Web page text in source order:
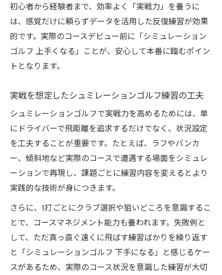
初心者から経験者まで、効率よく「実戦力」を養うに
は、感覚だけに頼らずデータを活用した反復練習が効果
的です。実際のコースデビュー前に「シミュレーション
ゴルフ 上手くなる」ことが、安心して本番に臨むポイン
トとなります。
実戦を想定したシュミレーションゴルフ練習の工夫
シュミレーションゴルフで実戦力を高めるためには、単
にドライバーで飛距離を追求するだけでなく、状況設定
を工夫することが重要です。たとえば、ラフやバンカ
ー、傾斜地など実際のコースで遭遇する場面をシミュレ
ーションで再現し、課題ごとに練習内容を変えるとより
実践的な技術が身につきます。
さらに、1打ごとにクラブ選択や狙いどころを意識するこ
とで、コースマネジメント能力も養われます。失敗例と
して、ただ真っ直ぐ遠くに飛ばす練習ばかりを繰り返す
と「シミュレーションゴルフ 下手になる」と感じるケー
スがあるため、実際のコース状況を意識した練習が大切